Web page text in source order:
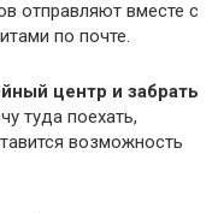
отправляют вместе с
по почте.
центр и забрать
туда поехать,
возможность